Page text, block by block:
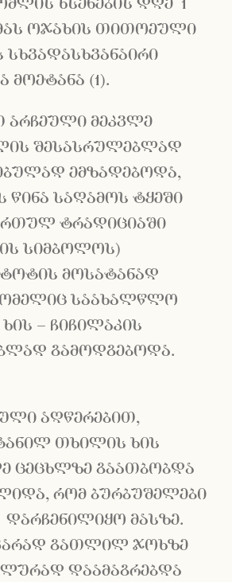
ხსენების დღე 1
ოჯახის თითოეული
სხვადასხვანაირი
მოეტანა (1).
არჩეული მეკვლე
შესასრულებლად
ემზადებოდა,
საღამოს ტყეში
ტრადიციაში
სიმბოლოს)
ტოტის მოსატანად
საახალწლო
– ჩიჩილაკის
გამოდგებოდა.
აღწერებით,
თხილის ხის
ცეცხლზე გაათბობდა
რომ ბურბუშელები
მასზე.
გათლილ ჯოხზე
დაამაგრებდა